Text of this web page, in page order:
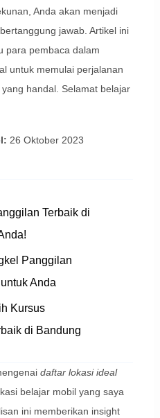
Anda akan menjadi
jawab. Artikel ini
para pembaca dalam
untuk memulai perjalanan
handal. Selamat belajar
26 Oktober 2023
Terbaik di
Panggilan
Anda
Kursus
di Bandung
daftar lokasi ideal
belajar mobil yang saya
ini memberikan insight